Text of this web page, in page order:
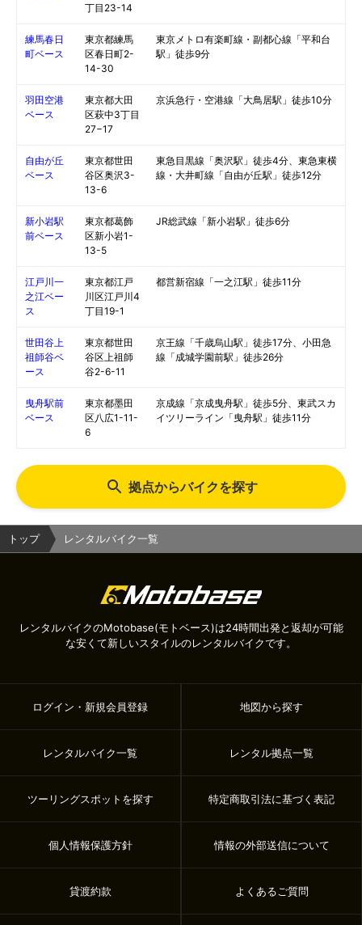
丁目23-14
練馬春日
町ベース
東京都練馬
区春日町2-
14-30
東京メトロ有楽町線・副都心線「平和台
駅」徒歩9分
羽田空港
ベース
東京都大田
区萩中3丁目
27−17
京浜急行・空港線「大鳥居駅」徒歩10分
自由が丘
ベース
東京都世田
谷区奥沢3-
13-6
東急目黒線「奥沢駅」徒歩4分、東急東横
線・大井町線「自由が丘駅」徒歩12分
新小岩駅
前ベース
東京都葛飾
区新小岩1-
13-5
JR総武線「新小岩駅」徒歩6分
江戸川一
之江ベー
ス
東京都江戸
川区江戸川4
丁目19-1
都営新宿線「一之江駅」徒歩11分
世田谷上
祖師谷ベ
ース
東京都世田
谷区上祖師
谷2-6-11
京王線「千歳烏山駅」徒歩17分、小田急
線「成城学園前駅」徒歩26分
曳舟駅前
ベース
東京都墨田
区八広1-11-
6
京成線「京成曳舟駅」徒歩5分、東武スカ
イツリーライン「曳舟駅」徒歩11分
拠点からバイクを探す
トップ レンタルバイク一覧
レンタルバイクのMotobase(モトベース)は24時間出発と返却が可能
な安くて新しいスタイルのレンタルバイクです。
ログイン・新規会員登録 地図から探す
レンタルバイク一覧 レンタル拠点一覧
ツーリングスポットを探す 特定商取引法に基づく表記
個人情報保護方針 情報の外部送信について
貸渡約款 よくあるご質問